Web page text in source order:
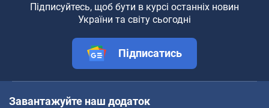
Підписуйтесь, щоб бути в курсі останніх новин
України та світу сьогодні
Підписатись
Завантажуйте наш додаток